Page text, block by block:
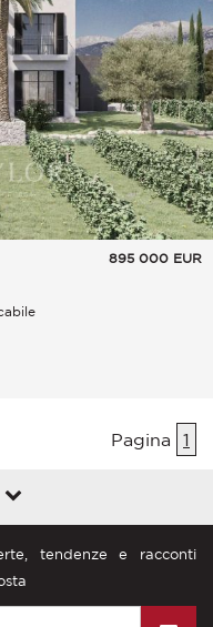
895 000 EUR
Pagina 1
tendenze e racconti